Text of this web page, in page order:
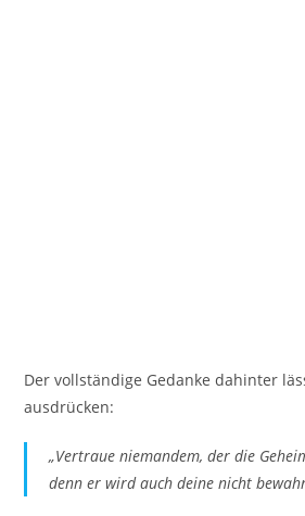
Der vollständige Gedanke dahinter
ausdrücken:
„Vertraue niemandem, der die
denn er wird auch deine nicht